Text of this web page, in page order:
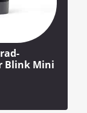
Blink Mini